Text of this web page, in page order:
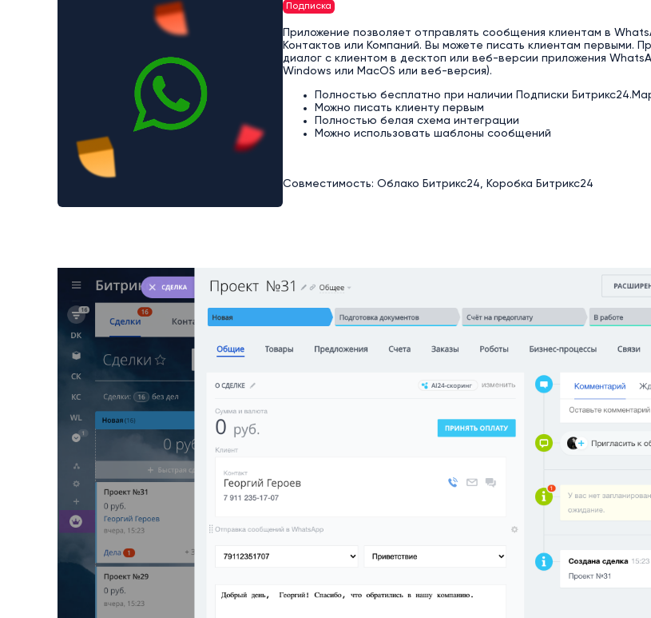
Подписка
Приложение позволяет отправлять сообщения клиентам в
Контактов или Компаний. Вы можете писать клиентам первыми.
диалог с клиентом в десктоп или веб-версии приложения
Windows или MacOS или веб-версия).
Полностью бесплатно при наличии Подписки
Можно писать клиенту первым
Полностью белая схема интеграции
Можно использовать шаблоны сообщений
Совместимость: Облако Битрикс24, Коробка Битрикс24